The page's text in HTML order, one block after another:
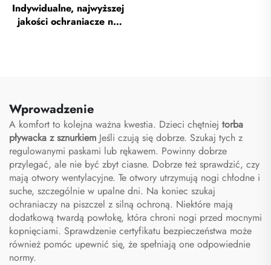
Indywidualne, najwyższej
jakości ochraniacze na
Wprowadzenie
A komfort to kolejna ważna kwestia. Dzieci chętniej torba
pływacka z sznurkiem Jeśli czują się dobrze. Szukaj tych z
regulowanymi paskami lub rękawem. Powinny dobrze
przylegać, ale nie być zbyt ciasne. Dobrze też sprawdzić, czy
mają otwory wentylacyjne. Te otwory utrzymują nogi chłodne i
suche, szczególnie w upalne dni. Na koniec szukaj
ochraniaczy na piszczel z silną ochroną. Niektóre mają
dodatkową twardą powłokę, która chroni nogi przed mocnymi
kopnięciami. Sprawdzenie certyfikatu bezpieczeństwa może
również pomóc upewnić się, że spełniają one odpowiednie
normy.